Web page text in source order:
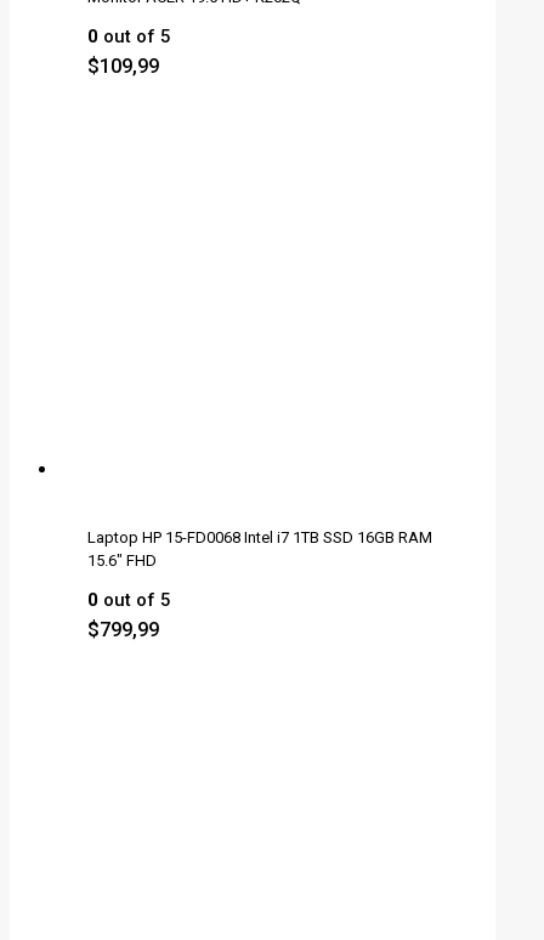
0 out of 5
$109,99
Laptop HP 15-FD0068 Intel i7 1TB SSD 16GB RAM
15.6" FHD
0 out of 5
$799,99